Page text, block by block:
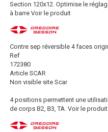
Section 120x12. Optimise le
à barre Voir le produit
Contre sep réversible 4 faces
Ref
172380
Article SCAR
Non visible site Scar
4 positions permettent une
de corps B2, B3, TA. Voir le produit